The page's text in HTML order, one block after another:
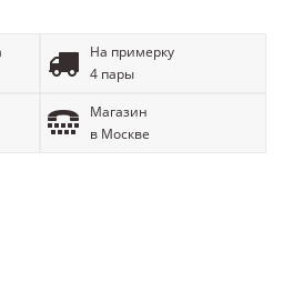
На примерку
4 пары
Магазин
в Москве